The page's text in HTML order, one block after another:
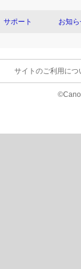
サポート お知
サイトのご利用につ